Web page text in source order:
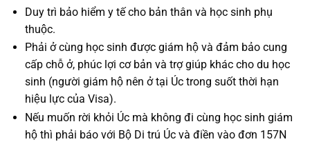
Duy trì bảo hiểm y tế cho bản thân và học sinh phụ
thuộc.
Phải ở cùng học sinh được giám hộ và đảm bảo cung
cấp chỗ ở, phúc lợi cơ bản và trợ giúp khác cho du học
sinh (người giám hộ nên ở tại Úc trong suốt thời hạn
hiệu lực của Visa).
Nếu muốn rời khỏi Úc mà không đi cùng học sinh giám
hộ thì phải báo với Bộ Di trú Úc và điền vào đơn 157N